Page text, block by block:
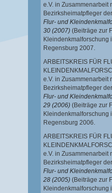
e.V. in Zusammenarbeit
Bezirksheimatpfleger
Flur- und
30 (2007) (Beiträge zur
Kleindenkmalforschung
Regensburg 2007.
ARBEITSKREIS FÜR
e.V. in Zusammenarbeit
Bezirksheimatpfleger
Flur- und
29 (2006) (Beiträge zur
Kleindenkmalforschung
Regensburg 2006.
ARBEITSKREIS FÜR
e.V. in Zusammenarbeit
Bezirksheimatpfleger
Flur- und
28 (2005) (Beiträge zur
Kleindenkmalforschung